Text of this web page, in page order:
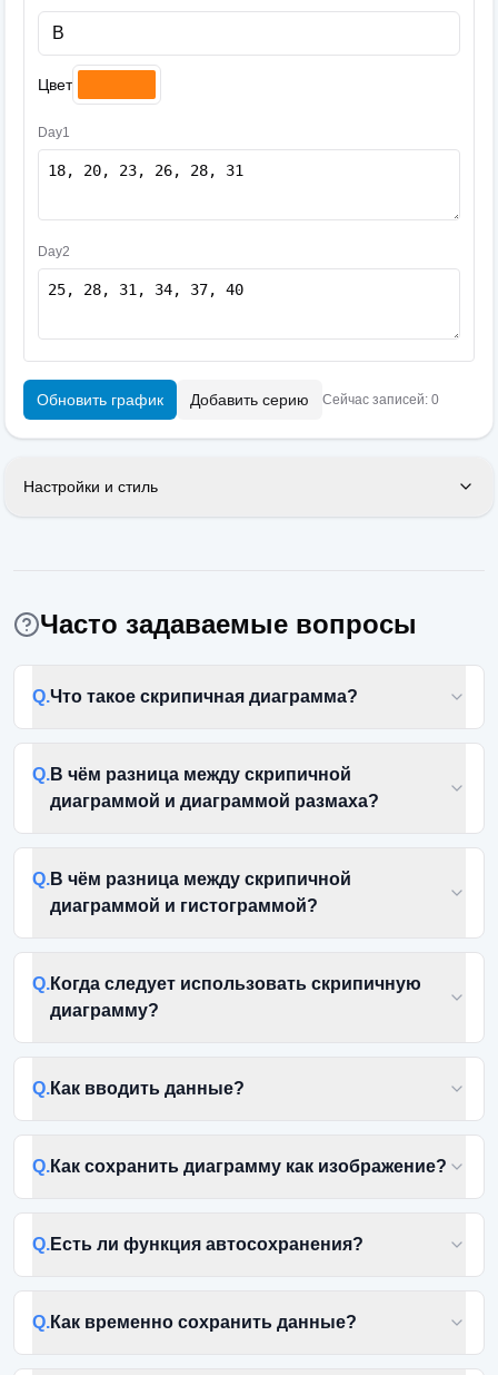
Цвет
Day1
Day2
Обновить график Добавить серию Сейчас записей: 0
Настройки и стиль
Часто задаваемые вопросы
Q.Что такое скрипичная диаграмма?
Q.В чём разница между скрипичной
диаграммой и диаграммой размаха?
Q.В чём разница между скрипичной
диаграммой и гистограммой?
Q.Когда следует использовать скрипичную
диаграмму?
Q.Как вводить данные?
Q.Как сохранить диаграмму как изображение?
Q.Есть ли функция автосохранения?
Q.Как временно сохранить данные?